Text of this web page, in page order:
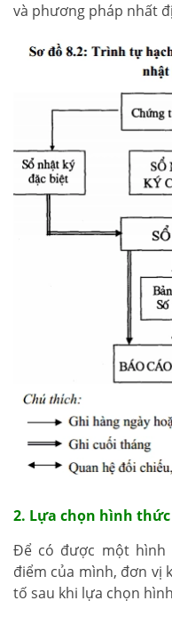
và phương pháp nhất
2. Lựa chọn hình
Để có được một hình
điểm của mình, đơn vị
tố sau khi lựa chọn